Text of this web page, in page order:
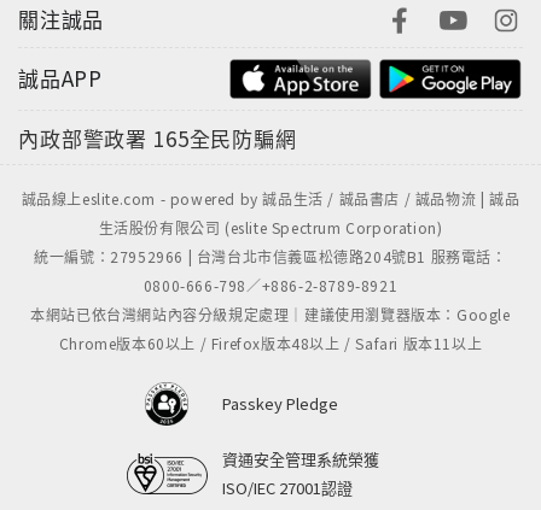
關注誠品
誠品APP
內政部警政署 165全民防騙網
誠品線上eslite.com - powered by 誠品生活 / 誠品書店 / 誠品物流 | 誠品
生活股份有限公司 (eslite Spectrum Corporation)
統一編號：27952966 | 台灣台北市信義區松德路204號B1 服務電話：
0800-666-798／+886-2-8789-8921
本網站已依台灣網站內容分級規定處理｜建議使用瀏覽器版本：Google
Chrome版本60以上 / Firefox版本48以上 / Safari 版本11以上
Passkey Pledge
資通安全管理系統榮獲
ISO/IEC 27001認證